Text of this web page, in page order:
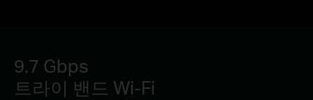
9.7 Gbps
트라이 밴드 Wi-Fi